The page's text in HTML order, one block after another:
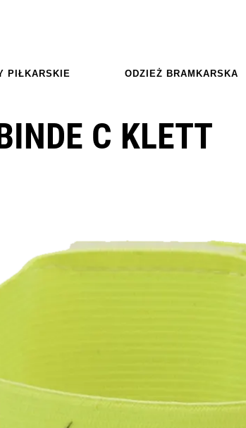
PIŁKARSKIE ODZIEŻ BRAMKARSKA
C KLETT